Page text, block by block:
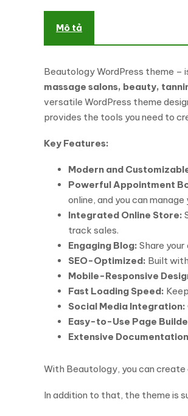
Mô tả
Beautology WordPress theme –
massage salons, beauty,
versatile WordPress theme
provides the tools you need to
Key Features:
Modern and
Powerful Appointment
online, and you can
Integrated Online Store:
track sales.
Engaging Blog: Share
SEO-Optimized: Built
Mobile-Responsive
Fast Loading Speed:
Social Media Integration:
Easy-to-Use Page
Extensive
With Beautology, you can
In addition to that, the theme is